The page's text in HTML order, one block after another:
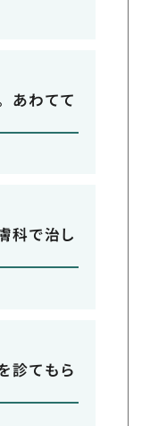
あわてて
科で治し
診てもら